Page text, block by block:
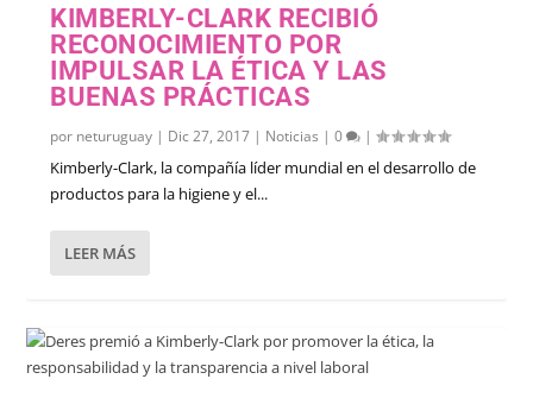
KIMBERLY-CLARK RECIBIÓ
RECONOCIMIENTO POR
IMPULSAR LA ÉTICA Y LAS
BUENAS PRÁCTICAS
por neturuguay | Dic 27, 2017 | Noticias |0 |
Kimberly-Clark, la compañía líder mundial en el desarrollo de
productos para la higiene y el...
LEER MÁS